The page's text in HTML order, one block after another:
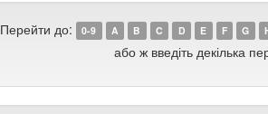
Перейти до: 0-9 A B C D E F G
або ж введіть декілька